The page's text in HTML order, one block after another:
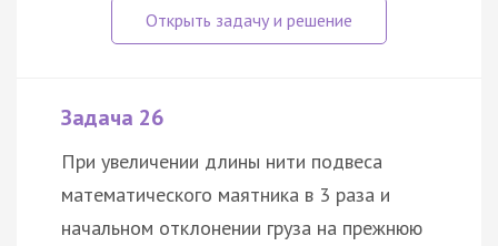
Задача 26
При увеличении длины нити подвеса
математического маятника в 3 раза и
начальном отклонении груза на прежнюю